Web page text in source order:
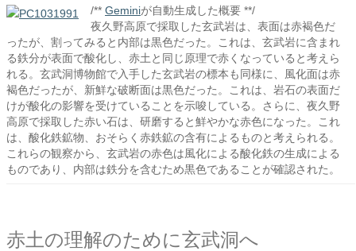
/** Geminiが自動生成した概要 **/
夜久野高原で採取した玄武岩は、表面は赤褐色だ
ったが、割ってみると内部は黒色だった。これは、玄武岩に含まれ
る鉄分が表面で酸化し、赤土と同じ原理で赤くなっていると考えら
れる。玄武洞博物館で入手した玄武岩の標本も同様に、風化面は赤
褐色だったが、新鮮な破断面は黒色だった。これは、岩石の表面だ
けが酸化の影響を受けていることを示唆している。さらに、夜久野
高原で採取した赤い石は、研磨すると鮮やかな赤色になった。これ
は、酸化鉄鉱物、おそらく赤鉄鉱の含有によるものと考えられる。
これらの観察から、玄武岩の赤色は風化による酸化鉄の生成による
ものであり、内部は鉄分を含むため黒色であることが確認された。
赤土の理解のために玄武洞へ